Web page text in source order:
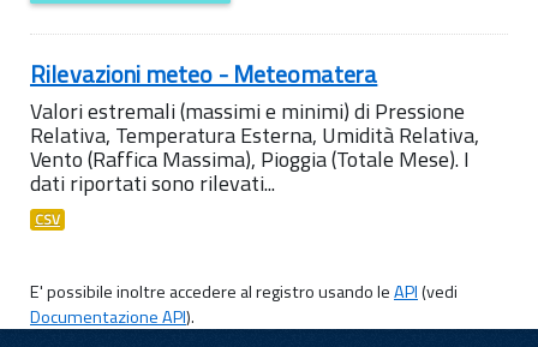
Rilevazioni meteo - Meteomatera
Valori estremali (massimi e minimi) di Pressione
Relativa, Temperatura Esterna, Umidità Relativa,
Vento (Raffica Massima), Pioggia (Totale Mese). I
dati riportati sono rilevati...
CSV
E' possibile inoltre accedere al registro usando leAPI(vedi
Documentazione API).